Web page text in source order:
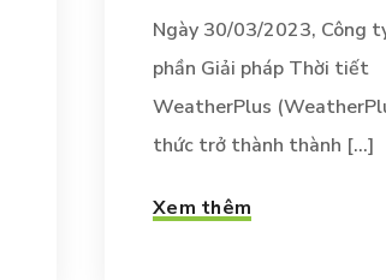
Ngày 30/03/2023, Công
phần Giải pháp Thời tiết
WeatherPlus
thức trở thành thành [...]
Xem thêm